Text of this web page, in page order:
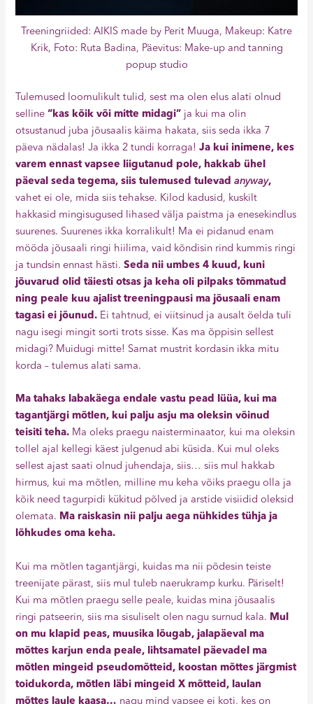
Treeningriided: AIKIS made by Perit Muuga, Makeup: Katre
Krik, Foto: Ruta Badina, Päevitus: Make-up and tanning
popup studio
Tulemused loomulikult tulid, sest ma olen elus alati olnud
selline“kas kõik või mitte midagi” ja kui ma olin
otsustanud juba jõusaalis käima hakata, siis seda ikka 7
päeva nädalas! Ja ikka 2 tundi korraga!Ja kui inimene, kes
varem ennast vapsee liigutanud pole, hakkab ühel
päeval seda tegema, siis tulemused tulevadanyway,
vahet ei ole, mida siis tehakse. Kilod kadusid, kuskilt
hakkasid mingisugused lihased välja paistma ja enesekindlus
suurenes. Suurenes ikka korralikult! Ma ei pidanud enam
mööda jõusaali ringi hiilima, vaid kõndisin rind kummis ringi
ja tundsin ennast hästi.Seda nii umbes 4 kuud, kuni
jõuvarud olid täiesti otsas ja keha oli pilpaks tõmmatud
ning peale kuu ajalist treeningpausi ma jõusaali enam
tagasi ei jõunud. Ei tahtnud, ei viitsinud ja ausalt öelda tuli
nagu isegi mingit sorti trots sisse. Kas ma õppisin sellest
midagi? Muidugi mitte! Samat mustrit kordasin ikka mitu
korda – tulemus alati sama.
Ma tahaks labakäega endale vastu pead lüüa, kui ma
tagantjärgi mõtlen, kui palju asju ma oleksin võinud
teisiti teha. Ma oleks praegu naisterminaator, kui ma oleksin
tollel ajal kellegi käest julgenud abi küsida. Kui mul oleks
sellest ajast saati olnud juhendaja, siis… siis mul hakkab
hirmus, kui ma mõtlen, milline mu keha võiks praegu olla ja
kõik need tagurpidi kükitud põlved ja arstide visiidid oleksid
olemata. Ma raiskasin nii palju aega nühkides tühja ja
lõhkudes oma keha.
Kui ma mõtlen tagantjärgi, kuidas ma nii põdesin teiste
treenijate pärast, siis mul tuleb naerukramp kurku. Päriselt!
Kui ma mõtlen praegu selle peale, kuidas mina jõusaalis
ringi patseerin, siis ma sisuliselt olen nagu surnud kala. Mul
on mu klapid peas, muusika lõugab, jalapäeval ma
mõttes karjun enda peale, lihtsamatel päevadel ma
mõtlen mingeid pseudomõtteid, koostan mõttes järgmist
toidukorda, mõtlen läbi mingeid X mõtteid, laulan
mõttes laule kaasa… nagu mind vapsee ei koti, kes on